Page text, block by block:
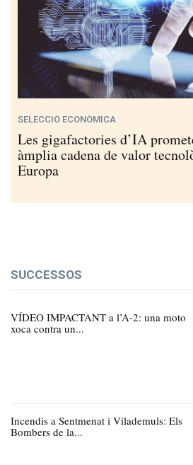
SELECCIÓ ECONÒMICA
Les gigafactories d’IA
àmplia cadena de valor
Europa
SUCCESSOS
VÍDEO IMPACTANT a l’A-2: una moto
xoca contra un...
Incendis a Sentmenat i Vilademuls: Els
Bombers de la...